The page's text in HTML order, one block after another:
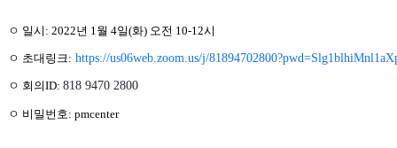
ㅇ 일시: 2022년 1월 4일(화) 오전 10-12시
ㅇ 초대링크: https://us06web.zoom.us/j/
ㅇ 회의ID: 818 9470 2800
ㅇ 비밀번호: pmcenter